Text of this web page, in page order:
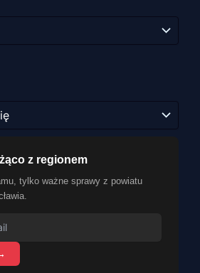
z regionem
tylko ważne sprawy z powiatu